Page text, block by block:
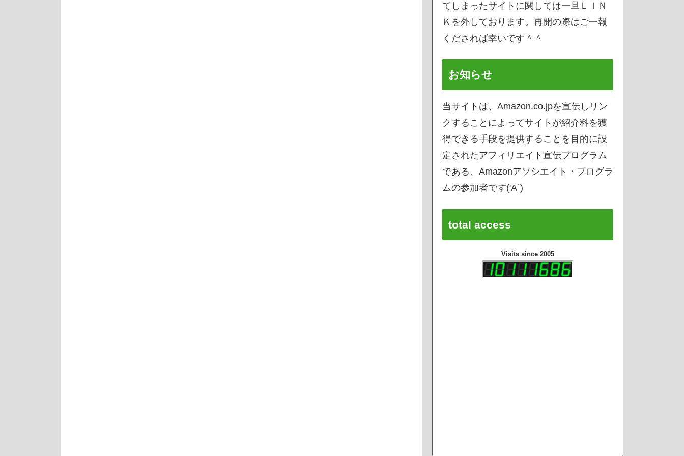
てしまったサイトに関しては一旦ＬＩＮ
Ｋを外しております。再開の際はご一報
くだされば幸いです＾＾
お知らせ
当サイトは、Amazon.co.jpを宣伝しリン
クすることによってサイトが紹介料を獲
得できる手段を提供することを目的に設
定されたアフィリエイト宣伝プログラム
である、Amazonアソシエイト・プログラ
ムの参加者です('A`)
total access
Visits since 2005